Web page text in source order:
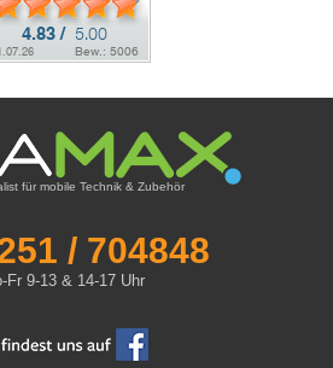
für mobile Technik & Zubehör
/ 704848
Fr 9-13 & 14-17 Uhr